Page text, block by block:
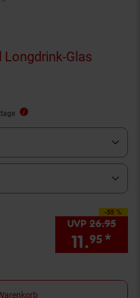
Longdrink-Glas
-55 %
Sie Sparen 55
UVP 26.95
11.95 *